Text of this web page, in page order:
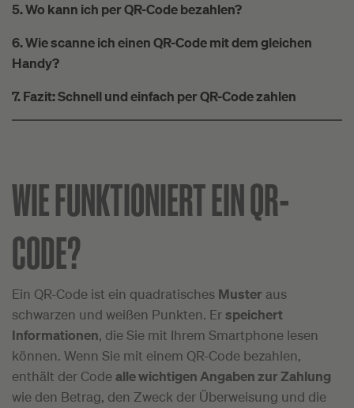
5. Wo kann ich per QR-Code bezahlen?
6. Wie scanne ich einen QR-Code mit dem gleichen
Handy?
7. Fazit: Schnell und einfach per QR-Code zahlen
WIE FUNKTIONIERT EIN QR-
CODE?
Ein QR-Code ist ein quadratisches Muster aus
schwarzen und weißen Punkten. Erspeichert
Informationen, die Sie mit Ihrem Smartphone lesen
können. Wenn Sie mit einem QR-Code bezahlen,
enthält der Codealle wichtigen Angaben zur Zahlung
wie den Betrag, den Zweck der Überweisung und die